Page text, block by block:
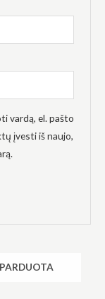
vardą, el. pašto
įvesti iš naujo,